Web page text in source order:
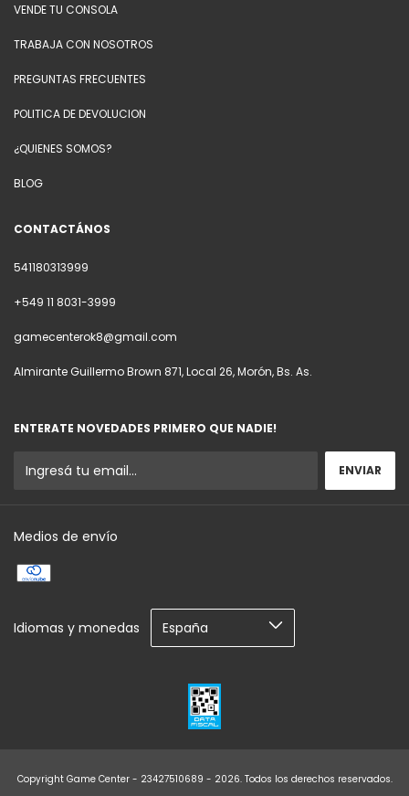
VENDE TU CONSOLA
TRABAJA CON NOSOTROS
PREGUNTAS FRECUENTES
POLITICA DE DEVOLUCION
¿QUIENES SOMOS?
BLOG
CONTACTÁNOS
541180313999
+549 11 8031-3999
gamecenterok8@gmail.com
Almirante Guillermo Brown 871, Local 26, Morón, Bs. As.
ENTERATE NOVEDADES PRIMERO QUE NADIE!
Medios de envío
Idiomas y monedas
Copyright Game Center - 23427510689 - 2026. Todos los derechos reservados.